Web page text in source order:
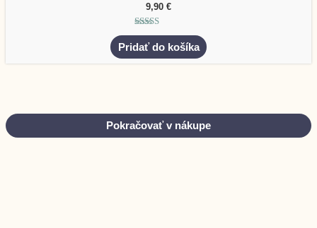
9,90 €
Hodnotenie
5.00
z 5
Pridať do košíka
Pokračovať v nákupe